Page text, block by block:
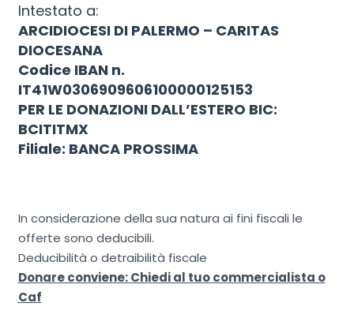
Intestato a:
ARCIDIOCESI DI PALERMO – CARITAS
DIOCESANA
Codice IBAN n.
IT41W0306909606100000125153
PER LE DONAZIONI DALL’ESTERO BIC:
BCITITMX
Filiale: BANCA PROSSIMA
In considerazione della sua natura ai fini fiscali le
offerte sono deducibili.
Deducibilità o detraibilità fiscale
Donare conviene: Chiedi al tuo commercialista o
Caf